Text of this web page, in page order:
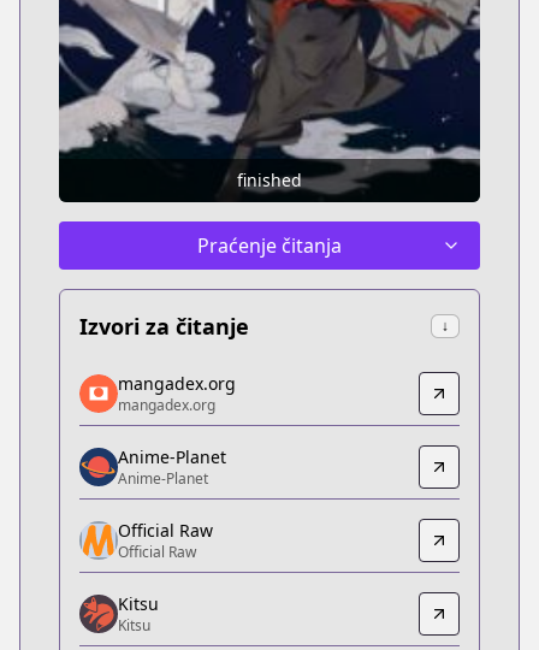
finished
Praćenje čitanja
Izvori za čitanje ↓
mangadex.org
mangadex.org
https://mangadex.org/title/6e52262f-bcd5-49c4-
Anime-Planet
Anime-Planet
https://www.anime-planet.com/manga/the-
Official Raw
Official Raw
http://www.kuaikanmanhua.com/web/topic/1749/
Kitsu
mangadex.org
mangadex.org
Anime-Planet
Anime-Planet
Official Raw
Official Raw
Kitsu
Kitsu